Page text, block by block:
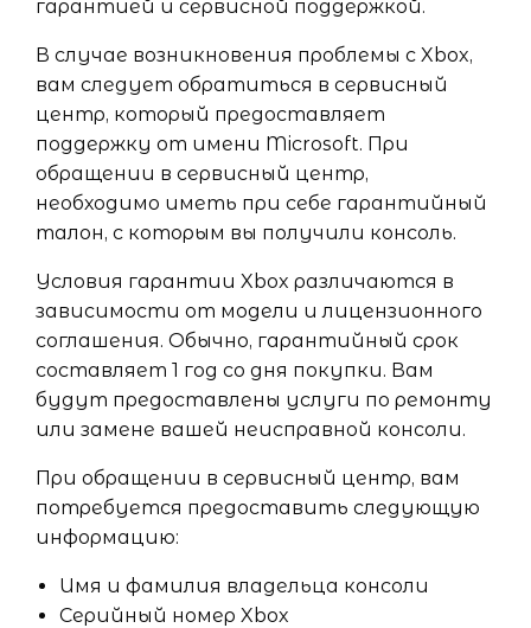
гарантией и сервисной поддержкой.
В случае возникновения проблемы с Xbox,
вам следует обратиться в сервисный
центр, который предоставляет
поддержку от имени Microsoft. При
обращении в сервисный центр,
необходимо иметь при себе гарантийный
талон, с которым вы получили консоль.
Условия гарантии Xbox различаются в
зависимости от модели и лицензионного
соглашения. Обычно, гарантийный срок
составляет 1 год со дня покупки. Вам
будут предоставлены услуги по ремонту
или замене вашей неисправной консоли.
При обращении в сервисный центр, вам
потребуется предоставить следующую
информацию:
Имя и фамилия владельца консоли
Серийный номер Xbox